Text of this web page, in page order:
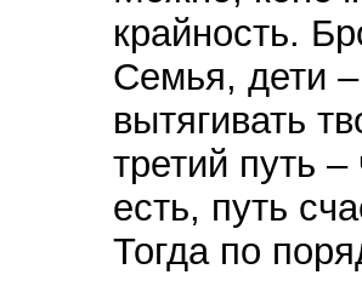
крайность.
Семья, дети
вытягивать
третий путь
есть, путь
Тогда по